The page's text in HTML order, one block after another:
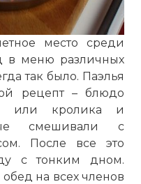
место среди
в меню различных
так было. Паэлья
рецепт – блюдо
или кролика и
смешивали с
После все это
с тонким дном.
на всех членов